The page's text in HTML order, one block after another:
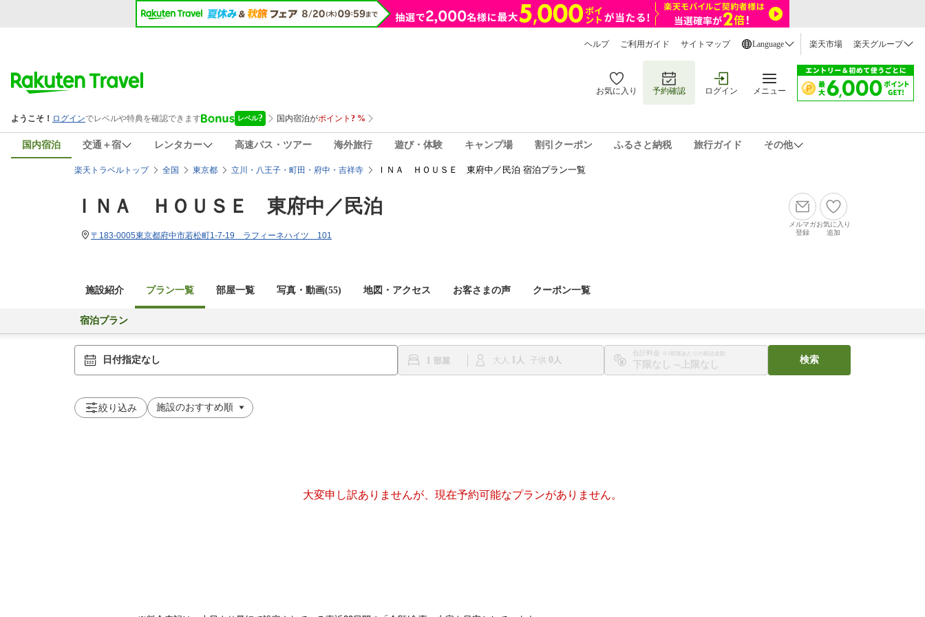
ヘルプ ご利用ガイド サイトマップ Language 楽天市場 楽天グループ
お気に入り 予約確認 ログイン メニュー
国内宿泊 交通＋宿 レンタカー 高速バス・ツアー 海外旅行 遊び・体験 キャンプ場 割引クーポン ふるさと納税 旅行ガイド その他
楽天トラベルトップ 全国 東京都 立川・八王子・町田・府中・吉祥寺 ＩＮＡ ＨＯＵＳＥ 東府中／民泊 宿泊プラン一覧
ＩＮＡ ＨＯＵＳＥ 東府中／民泊
〒183-0005東京都府中市若松町1-7-19 ラフィーネハイツ 101
メルマガ
登録
お気に入り
追加
施設紹介 プラン一覧 部屋一覧 写真・動画(55) 地図・アクセス お客さまの声 クーポン一覧
宿泊プラン
日付指定なし 1 大人 1 子供 0
合計料金 ※1部屋あたりの税込金額
〜
検索
絞り込み
大変申し訳ありませんが、現在予約可能なプランがありません。